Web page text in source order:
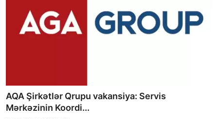
AQA Şirkətlər Qrupu vakansiya: Servis
Mərkəzinin Koordi...